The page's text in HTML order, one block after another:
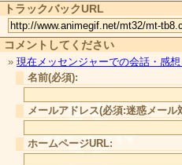
トラックバックURL
コメントしてください
» 現在メッセンジャーでの会話・感想
名前(必須):
メールアドレス(必須:迷惑メー
ホームページURL: